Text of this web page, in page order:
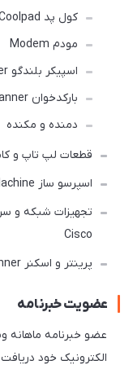
کول پد Coolpad
مودم Modem
اسپیکر بلندگو Speaker
بارکدخوان Barcode Scanner
دمنده و مکنده
قطعات لپ تاپ و
اسپرسو ساز Espresso Machine
Cisco
پرینتر و اسکنر Printer and Scanner
عضویت خبرنامه
عضو خبرنامه ماهانه
الکترونیک خود